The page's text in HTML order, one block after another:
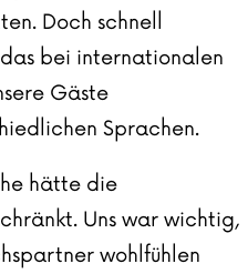
Doch schnell
bei internationalen
Gäste
Sprachen.
hätte die
Uns war wichtig,
wohlfühlen